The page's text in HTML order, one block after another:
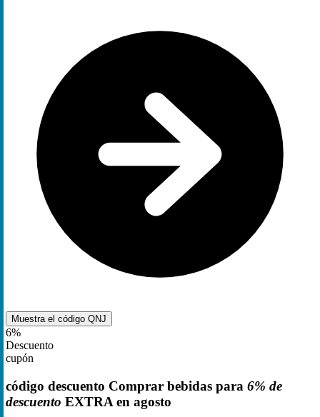
Muestra el código QNJ
6%
Descuento
cupón
código descuento Comprar bebidas para 6% de
descuento EXTRA en agosto